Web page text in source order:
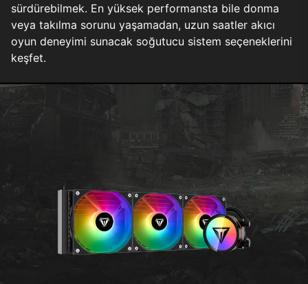
sürdürebilmek. En yüksek performansta bile donma
veya takılma sorunu yaşamadan, uzun saatler akıcı
oyun deneyimi sunacak soğutucu sistem seçeneklerini
keşfet.